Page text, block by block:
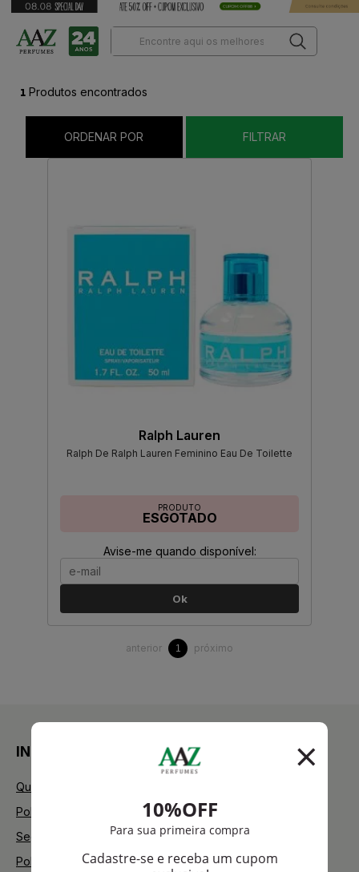
1 Produtos encontrados
ORDENAR POR FILTRAR
Ralph Lauren
Ralph De Ralph Lauren Feminino Eau De Toilette
PRODUTO
ESGOTADO
Avise-me quando disponível:
Ok
anterior 1 próximo
INSTITUCIONAL
Quem Somos
Política de Privacidade
Segurança
Política de Troca